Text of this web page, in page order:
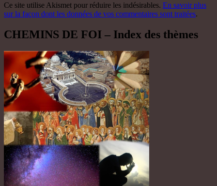
Ce site utilise Akismet pour réduire les indésirables. En savoir plus
sur la façon dont les données de vos commentaires sont traitées.
CHEMINS DE FOI – Index des thèmes